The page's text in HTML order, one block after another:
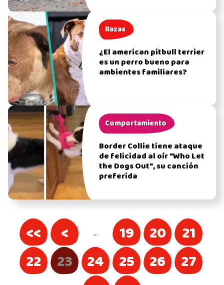
Razas
¿El american pitbull terrier
es un perro bueno para
ambientes familiares?
Comportamiento
Border Collie tiene ataque
de felicidad al oír "Who Let
the Dogs Out", su canción
preferida
<< < … 19 20
21
22
23 24 25 26
27